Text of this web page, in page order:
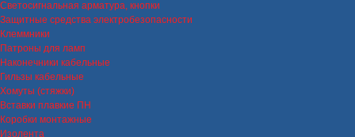
Светосигнальная арматура, кнопки
Защитные средства электробезопасности
Клеммники
Патроны для ламп
Наконечники кабельные
Гильзы кабельные
Хомуты (стяжки)
Вставки плавкие ПН
Коробки монтажные
Изолента